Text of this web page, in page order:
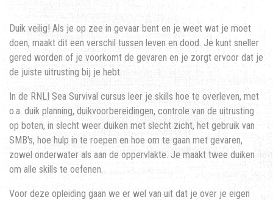
Duik veilig! Als je op zee in gevaar bent en je weet wat je moet
doen, maakt dit een verschil tussen leven en dood. Je kunt sneller
gered worden of je voorkomt de gevaren en je zorgt ervoor dat je
de juiste uitrusting bij je hebt.
In de RNLI Sea Survival cursus leer je skills hoe te overleven, met
o.a. duik planning, duikvoorbereidingen, controle van de uitrusting
op boten, in slecht weer duiken met slecht zicht, het gebruik van
SMB's, hoe hulp in te roepen en hoe om te gaan met gevaren,
zowel onderwater als aan de oppervlakte. Je maakt twee duiken
om alle skills te oefenen.
Voor deze opleiding gaan we er wel van uit dat je over je eigen